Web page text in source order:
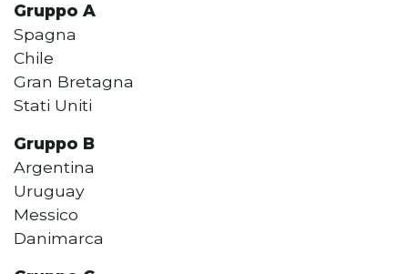
Gruppo A
Spagna
Chile
Gran Bretagna
Stati Uniti
Gruppo B
Argentina
Uruguay
Messico
Danimarca